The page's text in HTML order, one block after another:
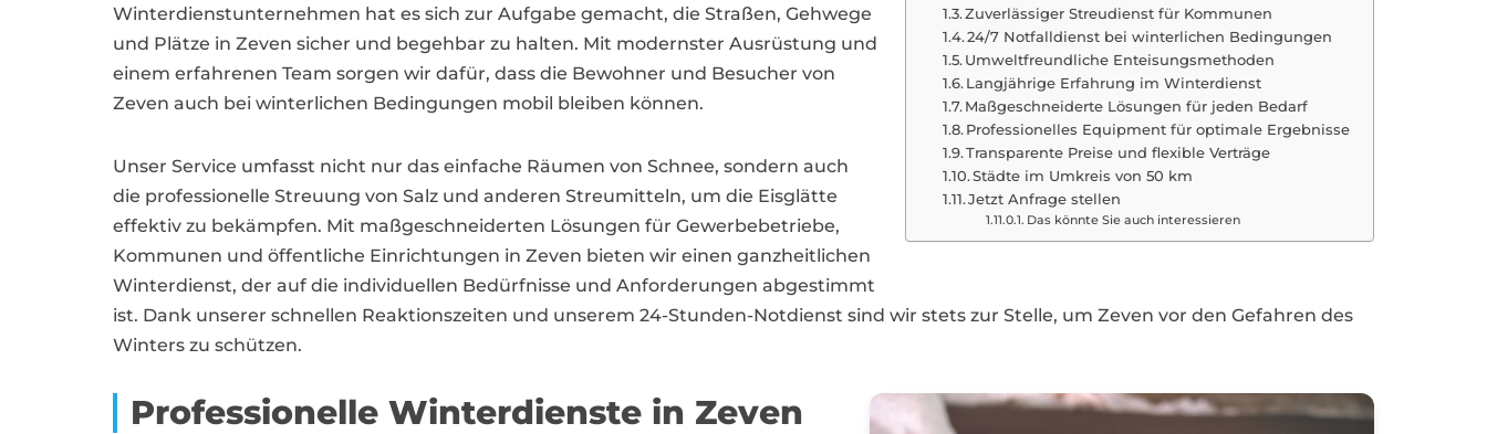
Zuverlässiger Streudienst für Kommunen
24/7 Notfalldienst bei winterlichen Bedingungen
Umweltfreundliche Enteisungsmethoden
Langjährige Erfahrung im Winterdienst
Maßgeschneiderte Lösungen für jeden Bedarf
Professionelles Equipment für optimale Ergebnisse
Transparente Preise und flexible Verträge
Städte im Umkreis von 50 km
Jetzt Anfrage stellen
Das könnte Sie auch interessieren
Winterdienstunternehmen hat es sich zur Aufgabe gemacht, die Straßen, Gehwege
und Plätze in Zeven sicher und begehbar zu halten. Mit modernster Ausrüstung und
einem erfahrenen Team sorgen wir dafür, dass die Bewohner und Besucher von
Zeven auch bei winterlichen Bedingungen mobil bleiben können.
Unser Service umfasst nicht nur das einfache Räumen von Schnee, sondern auch
die professionelle Streuung von Salz und anderen Streumitteln, um die Eisglätte
effektiv zu bekämpfen. Mit maßgeschneiderten Lösungen für Gewerbebetriebe,
Kommunen und öffentliche Einrichtungen in Zeven bieten wir einen ganzheitlichen
Winterdienst, der auf die individuellen Bedürfnisse und Anforderungen abgestimmt
ist. Dank unserer schnellen Reaktionszeiten und unserem 24-Stunden-Notdienst sind wir stets zur Stelle, um Zeven vor den Gefahren des
Winters zu schützen.
Professionelle Winterdienste in Zeven